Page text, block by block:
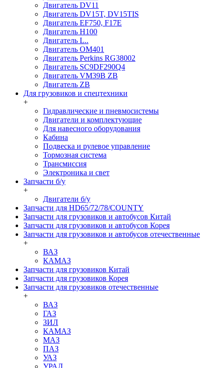
Двигатель DV11
Двигатель DV15T, DV15TIS
Двигатель EF750, F17E
Двигатель H100
Двигатель L..
Двигатель OM401
Двигатель Perkins RG38002
Двигатель SC9DF290Q4
Двигатель VM39B ZB
Двигатель ZB
Для грузовиков и спецтехники
+
Гидравлические и пневмосистемы
Двигатели и комплектующие
Для навесного оборудования
Кабина
Подвеска и рулевое управление
Тормозная система
Трансмиссия
Электроника и свет
Запчасти б/у
+
Двигатели б/у
Запчасти для HD65/72/78/COUNTY
Запчасти для грузовиков и автобусов Китай
Запчасти для грузовиков и автобусов Корея
Запчасти для грузовиков и автобусов отечественные
+
ВАЗ
КАМАЗ
Запчасти для грузовиков Китай
Запчасти для грузовиков Корея
Запчасти для грузовиков отечественные
+
ВАЗ
ГАЗ
ЗИЛ
КАМАЗ
МАЗ
ПАЗ
УАЗ